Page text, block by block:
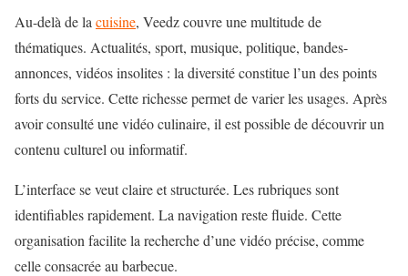
Au-delà de la cuisine, Veedz couvre une multitude de
thématiques. Actualités, sport, musique, politique, bandes-
annonces, vidéos insolites : la diversité constitue l’un des points
forts du service. Cette richesse permet de varier les usages. Après
avoir consulté une vidéo culinaire, il est possible de découvrir un
contenu culturel ou informatif.
L’interface se veut claire et structurée. Les rubriques sont
identifiables rapidement. La navigation reste fluide. Cette
organisation facilite la recherche d’une vidéo précise, comme
celle consacrée au barbecue.